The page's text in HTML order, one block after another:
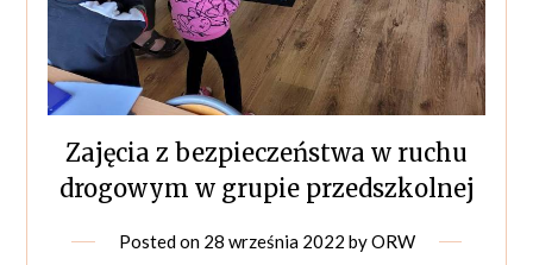
Zajęcia z bezpieczeństwa w ruchu
drogowym w grupie przedszkolnej
Posted on 28 września 2022 byORW